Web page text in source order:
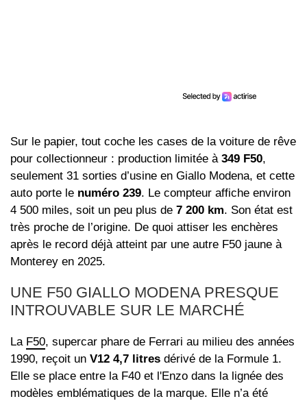
Sur le papier, tout coche les cases de la voiture de rêve
pour collectionneur : production limitée à 349 F50,
seulement 31 sorties d’usine en Giallo Modena, et cette
auto porte le numéro 239. Le compteur affiche environ
4 500 miles, soit un peu plus de 7 200 km. Son état est
très proche de l’origine. De quoi attiser les enchères
après le record déjà atteint par une autre F50 jaune à
Monterey en 2025.
UNE F50 GIALLO MODENA PRESQUE
INTROUVABLE SUR LE MARCHÉ
La F50, supercar phare de Ferrari au milieu des années
1990, reçoit un V12 4,7 litres dérivé de la Formule 1.
Elle se place entre la F40 et l'Enzo dans la lignée des
modèles emblématiques de la marque. Elle n’a été